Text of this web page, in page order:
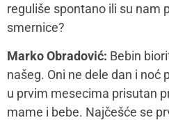
reguliše spontano ili su nam
smernice?
Marko Obradović: Bebin
našeg. Oni ne dele dan i noć
u prvim mesecima prisutan
mame i bebe. Najčešće se